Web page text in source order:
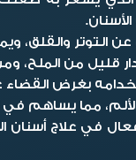
التوتر والقلق،
قليل من
بغرض
مما يساهم في
في علاج أسنان